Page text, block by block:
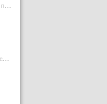
«Спартак: Дом Ашура» отменили после первого сезона | Plugged In Ru
Джеймс Ганн прокомментировал слух о съемках «Бэтмена 3» | Plugged In Ru